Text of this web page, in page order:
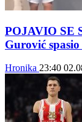
POJAVIO SE
Gurović
Hronika 23:40